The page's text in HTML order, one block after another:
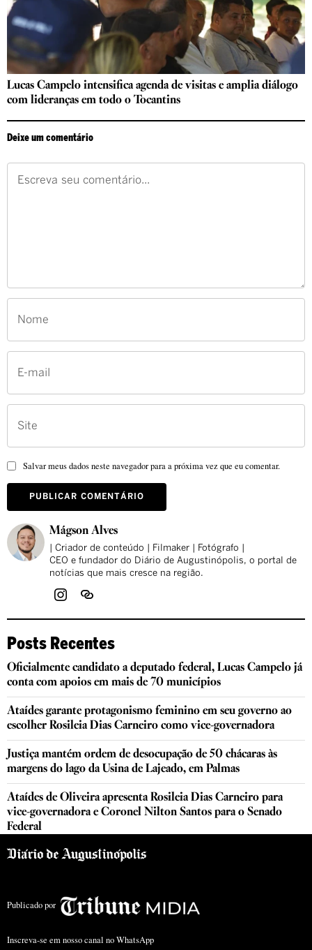
Lucas Campelo intensifica agenda de visitas e amplia diálogo
com lideranças em todo o Tocantins
Deixe um comentário
Salvar meus dados neste navegador para a próxima vez que eu comentar.
Mágson Alves
| Criador de conteúdo | Filmaker | Fotógrafo |
CEO e fundador do Diário de Augustinópolis, o portal de
notícias que mais cresce na região.
Posts Recentes
Oficialmente candidato a deputado federal, Lucas Campelo já
conta com apoios em mais de 70 municípios
Ataídes garante protagonismo feminino em seu governo ao
escolher Rosileia Dias Carneiro como vice-governadora
Justiça mantém ordem de desocupação de 50 chácaras às
margens do lago da Usina de Lajeado, em Palmas
Ataídes de Oliveira apresenta Rosileia Dias Carneiro para
vice-governadora e Coronel Nilton Santos para o Senado
Federal
Publicado por
Inscreva-se em nosso canal no WhatsApp